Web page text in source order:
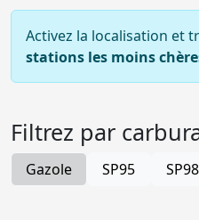
Activez la localisation et
stations les moins
Filtrez par
Gazole SP95 SP98